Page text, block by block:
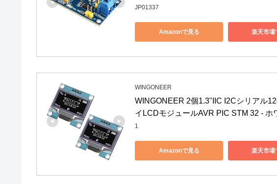
JP01337
Amazonで見る 楽天市場
WINGONEER
WINGONEER 2個1.3"IIC I2Cシリアル
イLCDモジュールAVR PIC STM 32 - ホ
1
Amazonで見る 楽天市場